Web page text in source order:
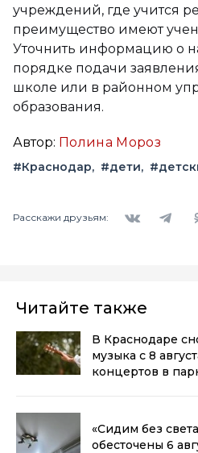
учреждений, где учится
преимущество имеют
Уточнить информацию о
порядке подачи
школе или в районном
образования.
Автор: Полина Мороз
#Краснодар #дети
Расскажи друзьям:
Читайте также
В Краснодаре
музыка с 8
концертов в
«Сидим без
обесточены 6